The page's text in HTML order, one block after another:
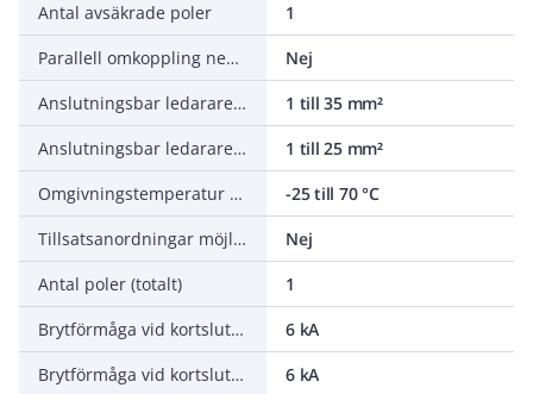
Antal avsäkrade poler
1
Parallell omkoppling neutralledare
Nej
Anslutningsbar ledararea entrådigt
1 till 35 mm²
Anslutningsbar ledararea mångtrådig
1 till 25 mm²
Omgivningstemperatur under drift
-25 till 70 °C
Tillsatsanordningar möjliga
Nej
Antal poler (totalt)
1
Brytförmåga vid kortslutning Icn EN 60898 vid 230 V
6 kA
Brytförmåga vid kortslutning Icu IEC 60947-2 vid 230 V
6 kA